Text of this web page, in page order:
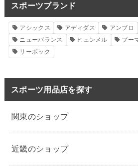
スポーツブランド
アシックス アディダス アンブロ
ニューバランス
ヒュンメル プー
リーボック
スポーツ用品店を探す
関東のショップ
近畿のショップ